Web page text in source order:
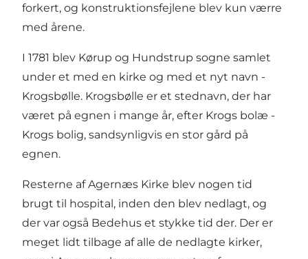
forkert, og konstruktionsfejlene blev kun værre
med årene.
I 1781 blev Kørup og Hundstrup sogne samlet
under et med en kirke og med et nyt navn -
Krogsbølle. Krogsbølle er et stednavn, der har
været på egnen i mange år, efter Krogs bolæ -
Krogs bolig, sandsynligvis en stor gård på
egnen.
Resterne af Agernæs Kirke blev nogen tid
brugt til hospital, inden den blev nedlagt, og
der var også Bedehus et stykke tid der. Der er
meget lidt tilbage af alle de nedlagte kirker,